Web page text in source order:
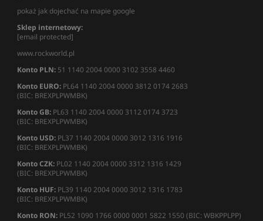
pokaż jak dojechać na mapie google
Sklep internetowy:
[email protected]
www.rockworld.pl
Konto PLN: 51 1140 2004 0000 3102 3558 4460
Konto EURO: PL64 1140 2004 0000 3812 0174 2683
(BIC: BREXPLPWMBK)
Konto GB: PL63 1140 2004 0000 3112 0174 3723
(BIC: BREXPLPWMBK)
Konto USD: PL37 1140 2004 0000 3012 1316 1916
(BIC: BREXPLPWMBK)
Konto CZK: PL02 1140 2004 0000 3312 1316 1429
(BIC: BREXPLPWMBK)
Konto HUF: PL39 1140 2004 0000 3012 1316 1783
(BIC: BREXPLPWMBK)
Konto RON: PL52 1090 1766 0000 0001 5822 1550 (BIC: WBKPPLPP)